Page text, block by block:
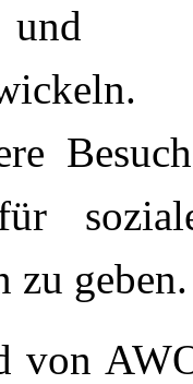
zu
von